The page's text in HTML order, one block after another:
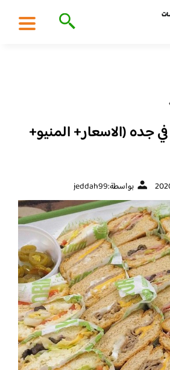
جده (الاسعار+ المنيو+
بواسطة:jeddah99